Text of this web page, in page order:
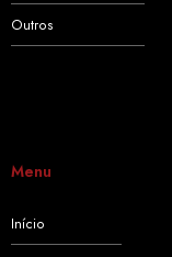
Outros
Menu
Início